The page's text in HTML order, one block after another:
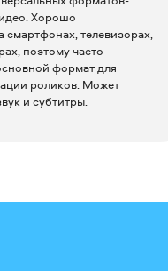
Хорошо
смартфонах, телевизорах,
поэтому часто
формат для
роликов. Может
и субтитры.